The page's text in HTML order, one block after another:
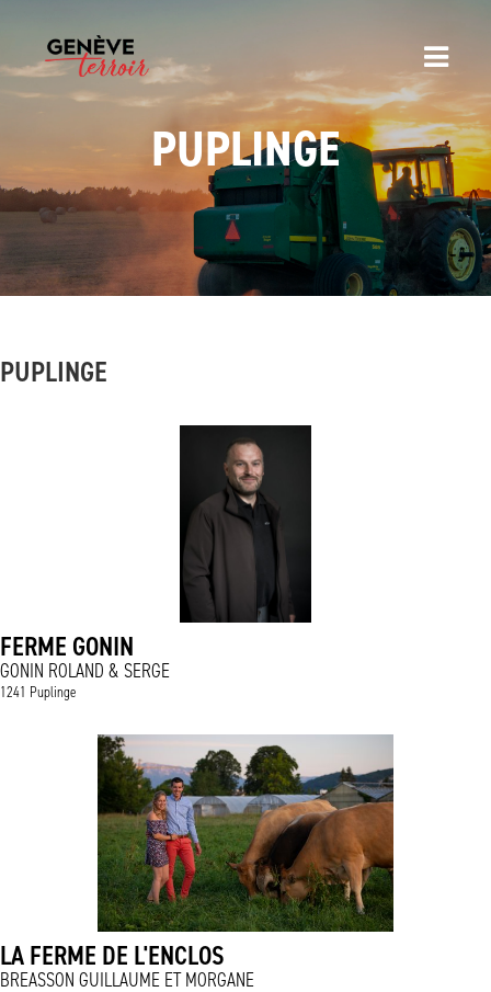
PUPLINGE
PUPLINGE
FERME GONIN
GONIN ROLAND & SERGE
1241 Puplinge
LA FERME DE L'ENCLOS
BREASSON GUILLAUME ET MORGANE